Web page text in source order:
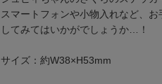
スマートフォンや小物入れなど、
してみてはいかがでしょうか…！
サイズ：約W38×H53mm